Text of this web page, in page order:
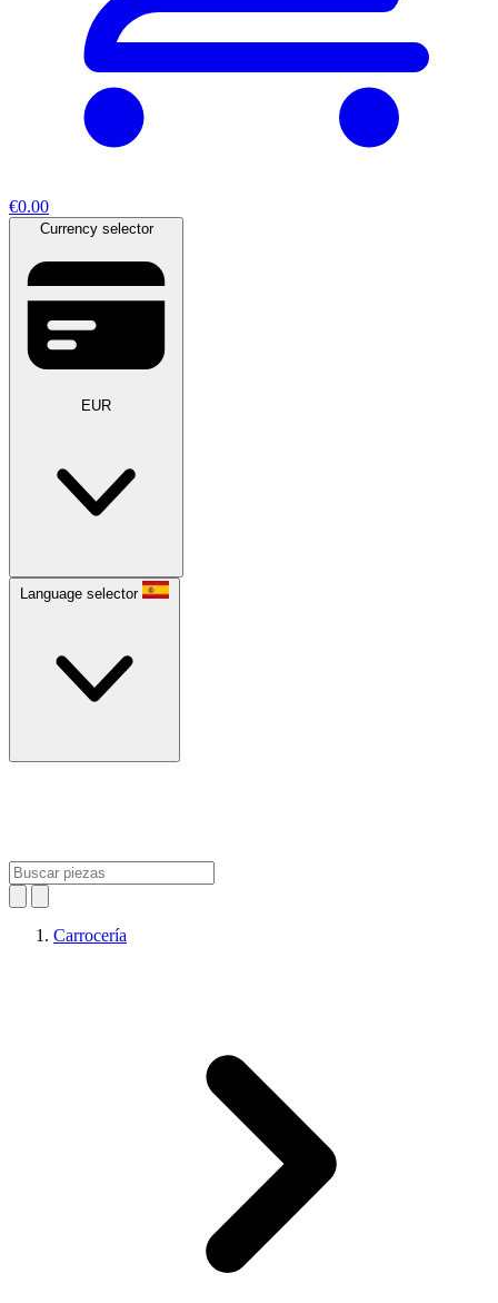
€0.00
Currency selector
EUR
Language selector
Carrocería